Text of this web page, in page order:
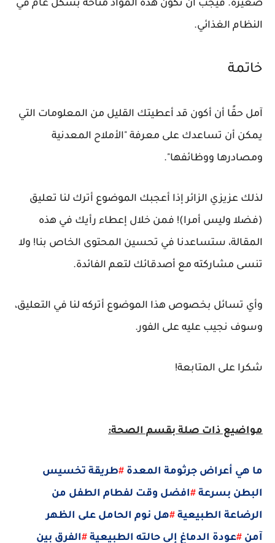
صغيرة. فيجب أن تكون هذه المواد متاحة بشكل عام في
النظام الغذائي.
خاتمة
آمل حقًا أن أكون قد أعطيتك القليل من المعلومات التي
يمكن أن تساعدك على معرفة "الأملاح المعدنية
ومصادرها ووظائفها".
لذلك عزيزي الزائر إذا أعجبك الموضوع أترك لنا تعليق
(فضلا وليس أمرا)! فمن خلال إعطاء رأيك في هذه
المقالة، ستساعدنا في تحسين المحتوى الخاص بنا! ولا
تنسى مشاركته مع أصدقائك لتعم الفائدة.
وأي تسائل بخصوص هذا الموضوع أتركه لنا في التعليق،
وسوف نجيب عليه على الفور.
شكرا على المتابعة!
مواضيع ذات صلة بقسم الصحة:
ما هي أعراض جرثومة المعدة #طريقة تخسيس
البطن بسرعة #افضل وقت لفطام الطفل من
الرضاعة الطبيعية #هل نوم الحامل على الظهر
آمن #عودة الدماغ إلى حالته الطبيعية #الفرق بين